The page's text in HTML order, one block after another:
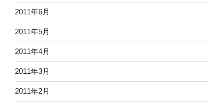
2011年6月
2011年5月
2011年4月
2011年3月
2011年2月